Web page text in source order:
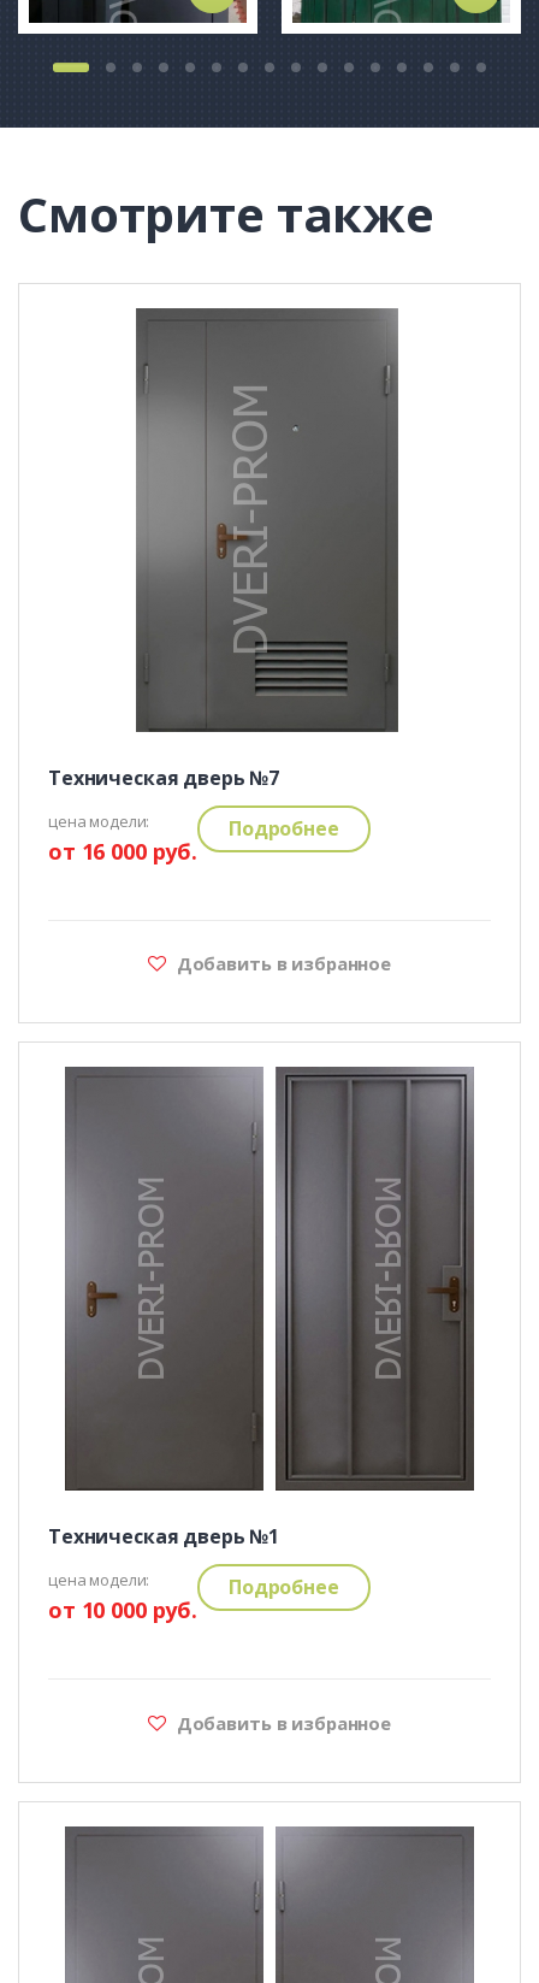
Смотрите также
Техническая дверь №7
цена модели:
от 16 000 руб.
Подробнее
Добавить в избранное
Техническая дверь №1
цена модели:
от 10 000 руб.
Подробнее
Добавить в избранное